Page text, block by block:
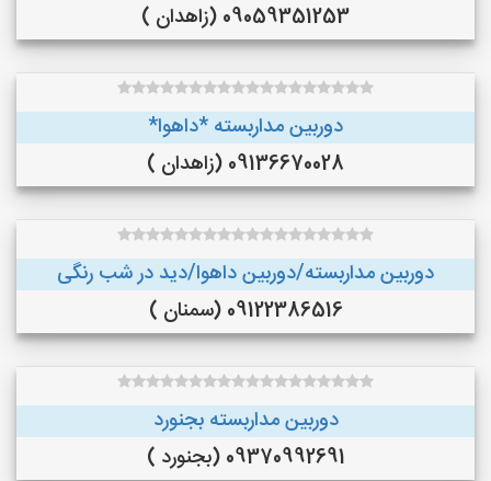
09059351253 (زاهدان )
دوربین مداربسته *داهوا*
09136670028 (زاهدان )
دوربین مداربسته/دوربین داهوا/دید در شب رنگی
09122386516 (سمنان )
دوربین مداربسته بجنورد
09370992691 (بجنورد )